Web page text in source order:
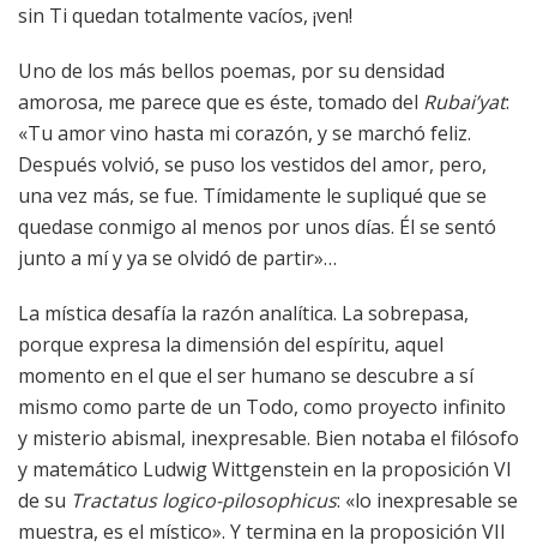
sin Ti quedan totalmente vacíos, ¡ven!
Uno de los más bellos poemas, por su densidad
amorosa, me parece que es éste, tomado del Rubai’yat:
«Tu amor vino hasta mi corazón, y se marchó feliz.
Después volvió, se puso los vestidos del amor, pero,
una vez más, se fue. Tímidamente le supliqué que se
quedase conmigo al menos por unos días. Él se sentó
junto a mí y ya se olvidó de partir»…
La mística desafía la razón analítica. La sobrepasa,
porque expresa la dimensión del espíritu, aquel
momento en el que el ser humano se descubre a sí
mismo como parte de un Todo, como proyecto infinito
y misterio abismal, inexpresable. Bien notaba el filósofo
y matemático Ludwig Wittgenstein en la proposición VI
de su Tractatus logico-pilosophicus: «lo inexpresable se
muestra, es el místico». Y termina en la proposición VII